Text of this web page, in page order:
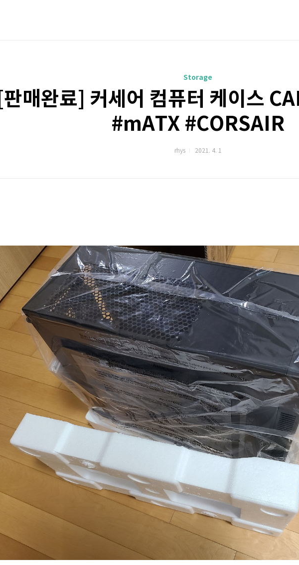
Storage
[판매완료] 커세어 컴퓨터 케이스
#mATX #CORSAIR
rhys 2021. 4. 1